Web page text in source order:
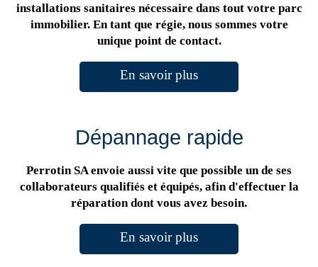
installations sanitaires nécessaire dans tout votre parc
immobilier. En tant que régie, nous sommes votre
unique point de contact.
En savoir plus
Dépannage rapide
Perrotin SA envoie aussi vite que possible un de ses
collaborateurs qualifiés et équipés, afin d'effectuer la
réparation dont vous avez besoin.
En savoir plus